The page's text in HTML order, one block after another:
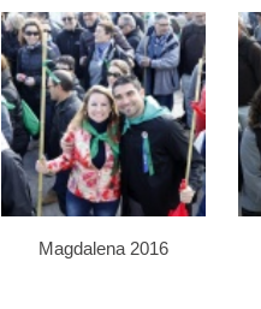
Magdalena 2016